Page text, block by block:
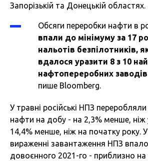
Запорізькій та Донецькій областях.
Обсяги переробки нафти в
впали до мінімуму за 17
нальотів безпілотників,
вдалося уразити 8 з 10
нафтопереробних заводів
пише Bloomberg.
У травні російські НПЗ
нафти на добу - на 2,3% менше, ніж у
14,4% менше, ніж на початку року.
вираженні завантаження НПЗ
довоєнного 2021-го - приблизно на